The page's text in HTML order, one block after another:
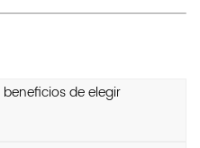
beneficios de elegir